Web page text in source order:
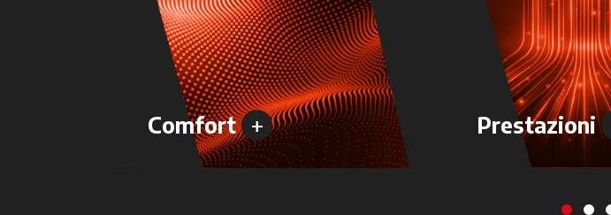
Comfort + Prestazioni